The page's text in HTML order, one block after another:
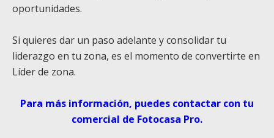
oportunidades.
Si quieres dar un paso adelante y consolidar tu
liderazgo en tu zona, es el momento de convertirte en
Líder de zona.
Para más información, puedes contactar con tu
comercial de Fotocasa Pro.